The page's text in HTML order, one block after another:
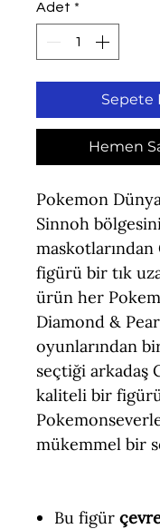
Adet *
Sepete
Hemen
Pokemon
Sinnoh
figürü bir tık
ürün her
Diamond &
oyunlarından
seçtiği arkadaş
kaliteli bir
mükemmel bir
Bu figür